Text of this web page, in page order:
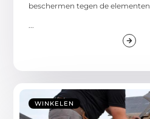
beschermen tegen de elementen
...
WINKELEN